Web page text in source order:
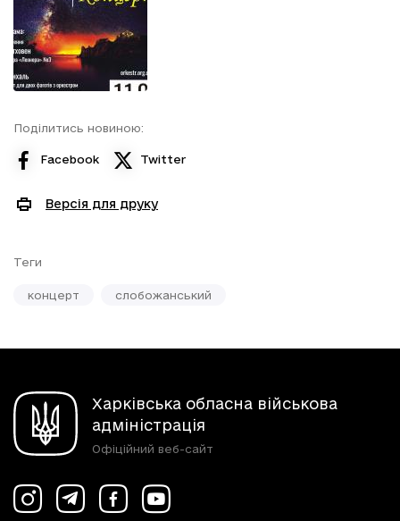
Поділитись новиною:
Facebook Twitter
Версія для друку
Теги
концерт слобожанський
Харківська обласна військова
адміністрація
Офіційний веб-сайт